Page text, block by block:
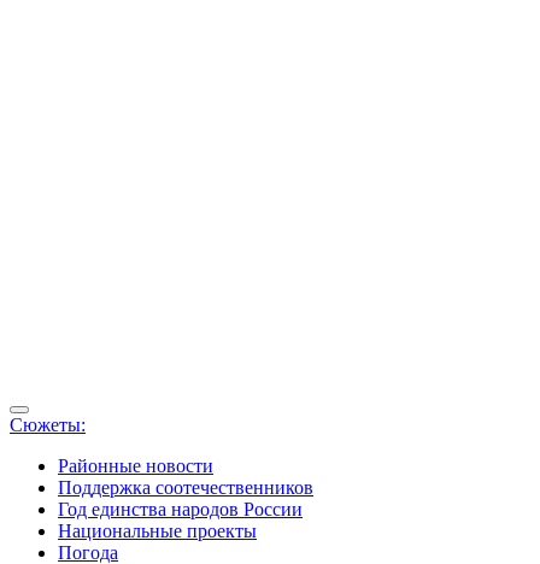
Сюжеты:
Районные новости
Поддержка соотечественников
Год единства народов России
Национальные проекты
Погода